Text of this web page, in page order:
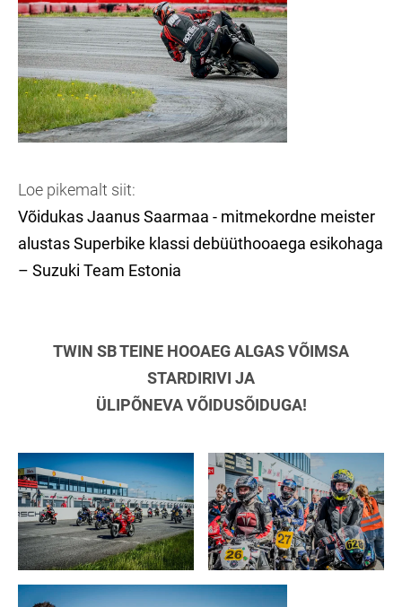
Loe pikemalt siit:
Võidukas Jaanus Saarmaa - mitmekordne meister
alustas Superbike klassi debüüthooaega esikohaga
– Suzuki Team Estonia
TWIN SB TEINE HOOAEG ALGAS VÕIMSA
STARDIRIVI JA
ÜLIPÕNEVA VÕIDUSÕIDUGA!